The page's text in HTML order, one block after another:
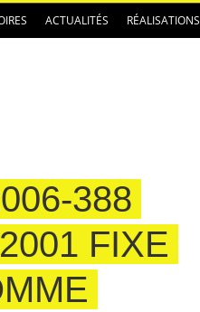
ACTUALITÉS RÉALISATIONS
388
FIXE